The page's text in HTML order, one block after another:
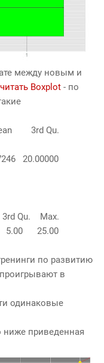
между новым и
Boxplot - по
3rd Qu.
20.00000
Qu. Max.
25.00
по развитию
в
одинаковые
ниже приведенная